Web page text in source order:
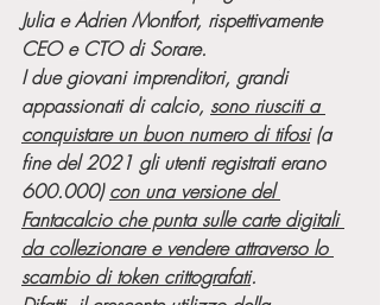
Julia e Adrien Montfort, rispettivamente
CEO e CTO di Sorare.
I due giovani imprenditori, grandi
appassionati di calcio, sono riusciti a
conquistare un buon numero di tifosi (a
fine del 2021 gli utenti registrati erano
600.000) con una versione del
Fantacalcio che punta sulle carte digitali
da collezionare e vendere attraverso lo
scambio di token crittografati.